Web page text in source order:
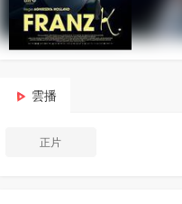
雲播
正片